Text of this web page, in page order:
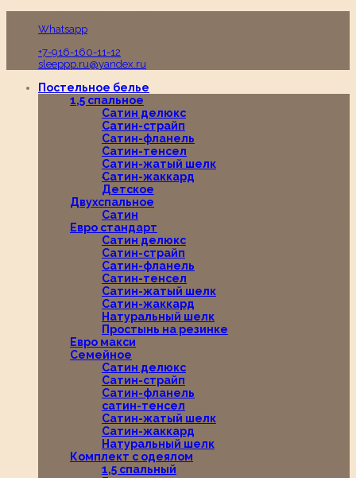
Whatsapp
+7-916-160-11-12
sleeppp.ru@yandex.ru
Постельное белье
1,5 спальное
Сатин делюкс
Сатин-страйп
Сатин-фланель
Сатин-тенсел
Сатин-жатый шелк
Сатин-жаккард
Детское
Двухспальное
Сатин
Евро стандарт
Сатин делюкс
Сатин-страйп
Сатин-фланель
Сатин-тенсел
Сатин-жатый шелк
Сатин-жаккард
Натуральный шелк
Простынь на резинке
Евро макси
Семейное
Сатин делюкс
Сатин-страйп
Сатин-фланель
сатин-тенсел
Сатин-жатый шелк
Сатин-жаккард
Натуральный шелк
Комплект с одеялом
1,5 спальный